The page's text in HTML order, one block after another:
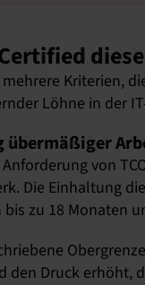
mehrere Kriterien,
Löhne in der
übermäßiger
von
Die Einhaltung
zu 18 Monaten
den Druck erhöht,